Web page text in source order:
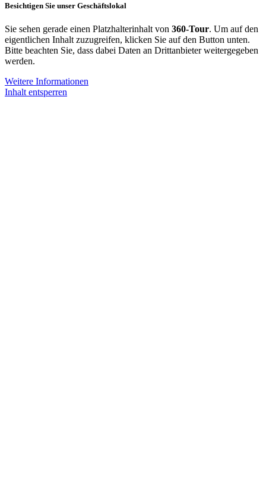
Besichtigen Sie unser Geschäftslokal
Sie sehen gerade einen Platzhalterinhalt von 360-Tour. Um auf den
eigentlichen Inhalt zuzugreifen, klicken Sie auf den Button unten.
Bitte beachten Sie, dass dabei Daten an Drittanbieter weitergegeben
werden.
Weitere Informationen
Inhalt entsperren